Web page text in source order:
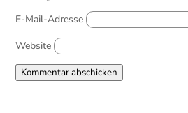
E-Mail-Adresse
Website
Kommentar abschicken